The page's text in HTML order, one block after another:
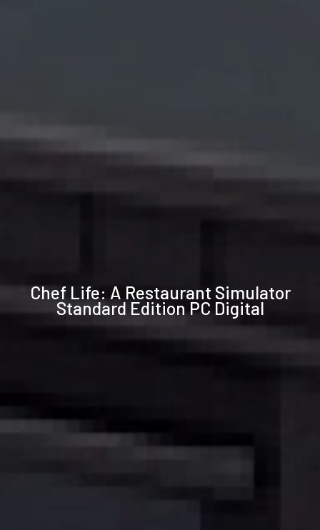
Chef Life: A Restaurant Simulator
Standard Edition PC Digital
Daten